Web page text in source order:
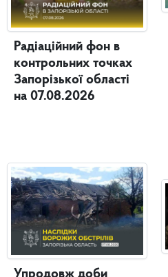
Радіаційний фон в
контрольних точках
Запорізької області
на 07.08.2026